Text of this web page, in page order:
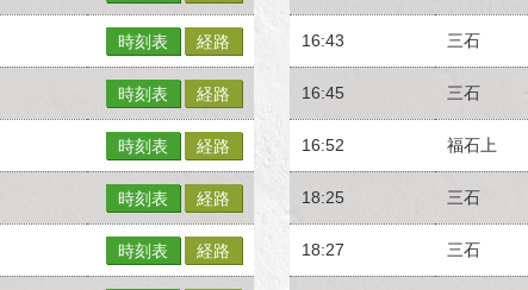
時刻表 経路
時刻表 経路
時刻表 経路
時刻表 経路
時刻表 経路
16:43 三石
16:45 三石
16:52 福石上
18:25 三石
18:27 三石